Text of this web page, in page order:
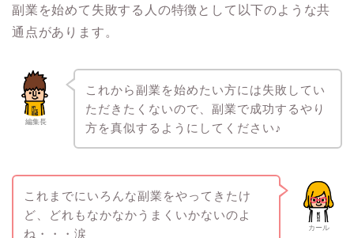
副業を始めて失敗する人の特徴として以下のような共
通点があります。
編集長
これから副業を始めたい方には失敗してい
ただきたくないので、副業で成功するやり
方を真似するようにしてください♪
カール
これまでにいろんな副業をやってきたけ
ど、どれもなかなかうまくいかないのよ
ね・・・涙